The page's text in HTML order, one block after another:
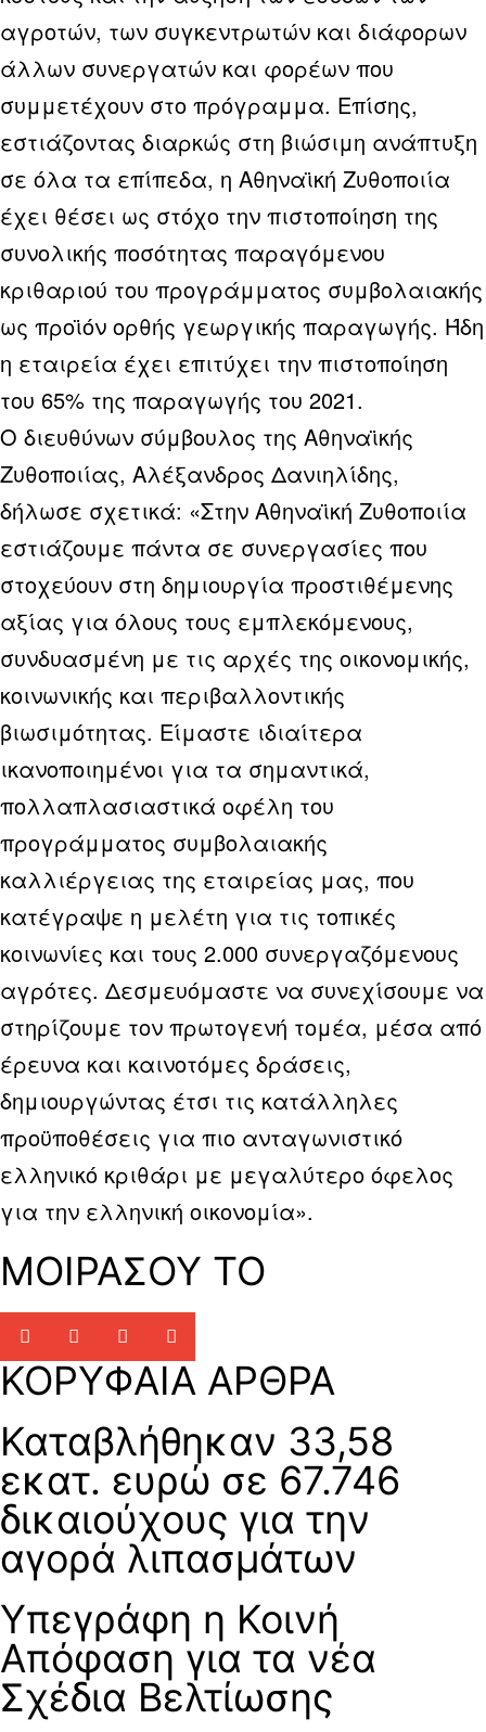
αγροτών, των συγκεντρωτών και διάφορων
άλλων συνεργατών και φορέων που
συμμετέχουν στο πρόγραμμα. Επίσης,
εστιάζοντας διαρκώς στη βιώσιμη ανάπτυξη
σε όλα τα επίπεδα, η Αθηναϊκή Ζυθοποιία
έχει θέσει ως στόχο την πιστοποίηση της
συνολικής ποσότητας παραγόμενου
κριθαριού του προγράμματος συμβολαιακής
ως προϊόν ορθής γεωργικής παραγωγής. Ήδη
η εταιρεία έχει επιτύχει την πιστοποίηση
του 65% της παραγωγής του 2021.
Ο διευθύνων σύμβουλος της Αθηναϊκής
Ζυθοποιίας, Αλέξανδρος Δανιηλίδης,
δήλωσε σχετικά: «Στην Αθηναϊκή Ζυθοποιία
εστιάζουμε πάντα σε συνεργασίες που
στοχεύουν στη δημιουργία προστιθέμενης
αξίας για όλους τους εμπλεκόμενους,
συνδυασμένη με τις αρχές της οικονομικής,
κοινωνικής και περιβαλλοντικής
βιωσιμότητας. Είμαστε ιδιαίτερα
ικανοποιημένοι για τα σημαντικά,
πολλαπλασιαστικά οφέλη του
προγράμματος συμβολαιακής
καλλιέργειας της εταιρείας μας, που
κατέγραψε η μελέτη για τις τοπικές
κοινωνίες και τους 2.000 συνεργαζόμενους
αγρότες. Δεσμευόμαστε να συνεχίσουμε να
στηρίζουμε τον πρωτογενή τομέα, μέσα από
έρευνα και καινοτόμες δράσεις,
δημιουργώντας έτσι τις κατάλληλες
προϋποθέσεις για πιο ανταγωνιστικό
ελληνικό κριθάρι με μεγαλύτερο όφελος
για την ελληνική οικονομία».
ΜΟΙΡΑΣΟΥ ΤΟ
ΚΟΡΥΦΑΙΑ ΑΡΘΡΑ
Καταβλήθηκαν 33,58
εκατ. ευρώ σε 67.746
δικαιούχους για την
αγορά λιπασμάτων
Υπεγράφη η Κοινή
Απόφαση για τα νέα
Σχέδια Βελτίωσης